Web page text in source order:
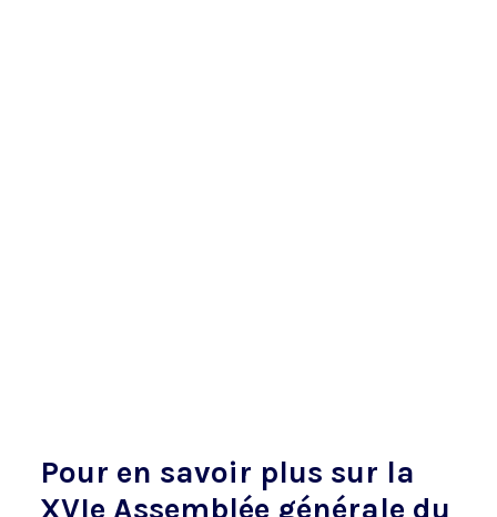
Pour en savoir plus sur la
XVIe Assemblée générale du